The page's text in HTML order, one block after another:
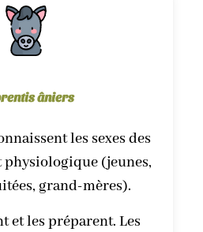
âniers
les sexes des
physiologique (jeunes,
grand-mères).
et les préparent. Les